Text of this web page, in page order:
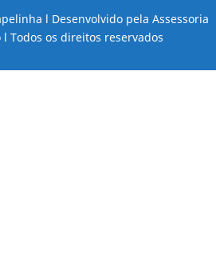
l Desenvolvido pela Assessoria
Todos os direitos reservados